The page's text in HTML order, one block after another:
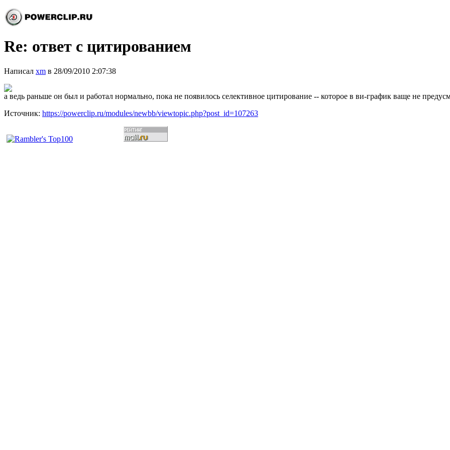
Re: ответ с цитированием
Написал xm в 28/09/2010 2:07:38
а ведь раньше он был и работал нормально, пока не появилось селективное цитирование -- которое в ви-график ваще не
Источник: https://powerclip.ru/modules/newbb/viewtopic.php?post_id=107263